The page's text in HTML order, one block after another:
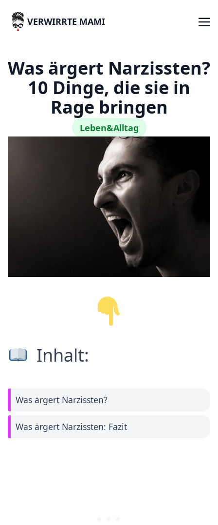
VERWIRRTE MAMI
Was ärgert Narzissten?
10 Dinge, die sie in
Rage bringen
Leben&Alltag
Inhalt:
Was ärgert Narzissten?
Was ärgert Narzissten: Fazit